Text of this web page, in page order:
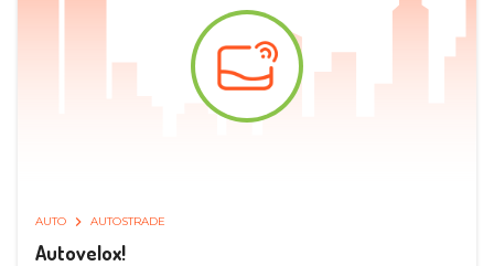
AUTO AUTOSTRADE
Autovelox!